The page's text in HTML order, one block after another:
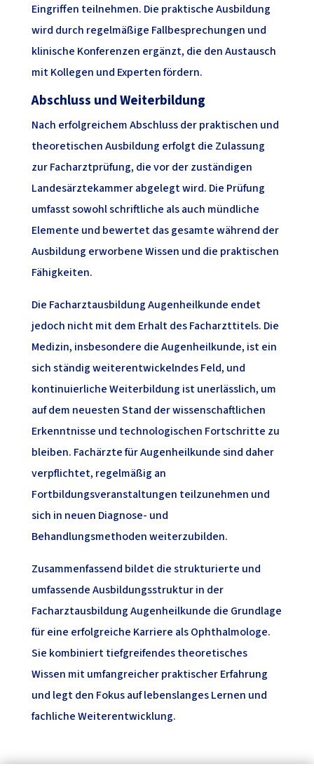
Eingriffen teilnehmen. Die praktische Ausbildung
wird durch regelmäßige Fallbesprechungen und
klinische Konferenzen ergänzt, die den Austausch
mit Kollegen und Experten fördern.
Abschluss und Weiterbildung
Nach erfolgreichem Abschluss der praktischen und
theoretischen Ausbildung erfolgt die Zulassung
zur Facharztprüfung, die vor der zuständigen
Landesärztekammer abgelegt wird. Die Prüfung
umfasst sowohl schriftliche als auch mündliche
Elemente und bewertet das gesamte während der
Ausbildung erworbene Wissen und die praktischen
Fähigkeiten.
Die Facharztausbildung Augenheilkunde endet
jedoch nicht mit dem Erhalt des Facharzttitels. Die
Medizin, insbesondere die Augenheilkunde, ist ein
sich ständig weiterentwickelndes Feld, und
kontinuierliche Weiterbildung ist unerlässlich, um
auf dem neuesten Stand der wissenschaftlichen
Erkenntnisse und technologischen Fortschritte zu
bleiben. Fachärzte für Augenheilkunde sind daher
verpflichtet, regelmäßig an
Fortbildungsveranstaltungen teilzunehmen und
sich in neuen Diagnose- und
Behandlungsmethoden weiterzubilden.
Zusammenfassend bildet die strukturierte und
umfassende Ausbildungsstruktur in der
Facharztausbildung Augenheilkunde die Grundlage
für eine erfolgreiche Karriere als Ophthalmologe.
Sie kombiniert tiefgreifendes theoretisches
Wissen mit umfangreicher praktischer Erfahrung
und legt den Fokus auf lebenslanges Lernen und
fachliche Weiterentwicklung.